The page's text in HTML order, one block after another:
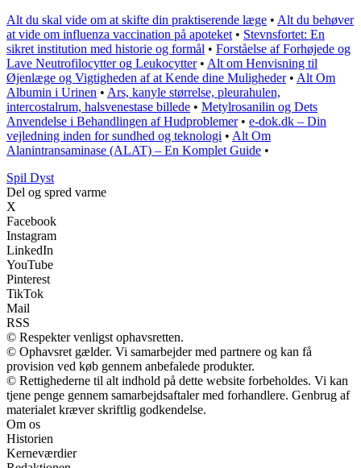
Alt du skal vide om at skifte din praktiserende læge • Alt du behøver
at vide om influenza vaccination på apoteket • Stevnsfortet: En
sikret institution med historie og formål • Forståelse af Forhøjede og
Lave Neutrofilocytter og Leukocytter• Alt om Henvisning til
Øjenlæge og Vigtigheden af at Kende dine Muligheder• Alt Om
Albumin i Urinen • Ars, kanyle størrelse, pleurahulen,
intercostalrum, halsvenestase billede • Metylrosanilin og Dets
Anvendelse i Behandlingen af Hudproblemer• e-dok.dk – Din
vejledning inden for sundhed og teknologi • Alt Om
Alanintransaminase (ALAT) – En Komplet Guide •
Spil Dyst
Del og spred varme
X
Facebook
Instagram
LinkedIn
YouTube
Pinterest
TikTok
Mail
RSS
© Respekter venligst ophavsretten.
© Ophavsret gælder. Vi samarbejder med partnere og kan få
provision ved køb gennem anbefalede produkter.
© Rettighederne til alt indhold på dette website forbeholdes. Vi kan
tjene penge gennem samarbejdsaftaler med forhandlere. Genbrug af
materialet kræver skriftlig godkendelse.
Om os
Historien
Kerneværdier